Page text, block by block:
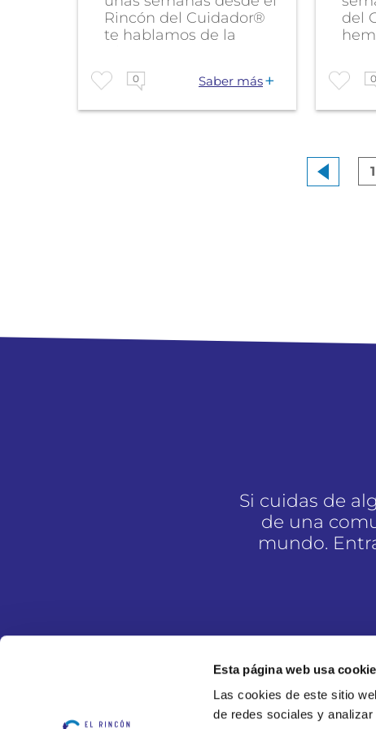
Esta página web usa
Las cookies de este sitio
de redes sociales y
Rincón del Cuidador®
te hablamos de la
0 Saber más
del
0
1
Si cuidas de
de una
mundo.